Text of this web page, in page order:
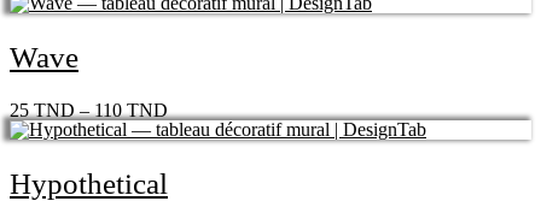
Wave
25TND–110TND
Hypothetical